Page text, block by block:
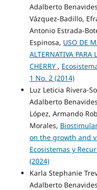
Adalberto
Vázquez-Badillo,
Antonio Estrada-
Espinosa, USO DE
ALTERNATIVA PARA
CHERRY ,
1 No. 2 (2014)
Luz Leticia Rivera-
Adalberto
López, Armando
Morales,
on the growth and
Ecosistemas y
(2024)
Karla Stephanie
Adalberto